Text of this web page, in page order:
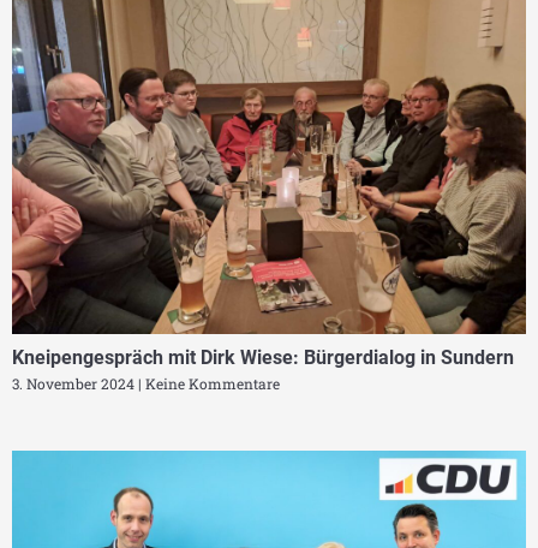
Kneipengespräch mit Dirk Wiese: Bürgerdialog in Sundern
3. November 2024 Keine Kommentare